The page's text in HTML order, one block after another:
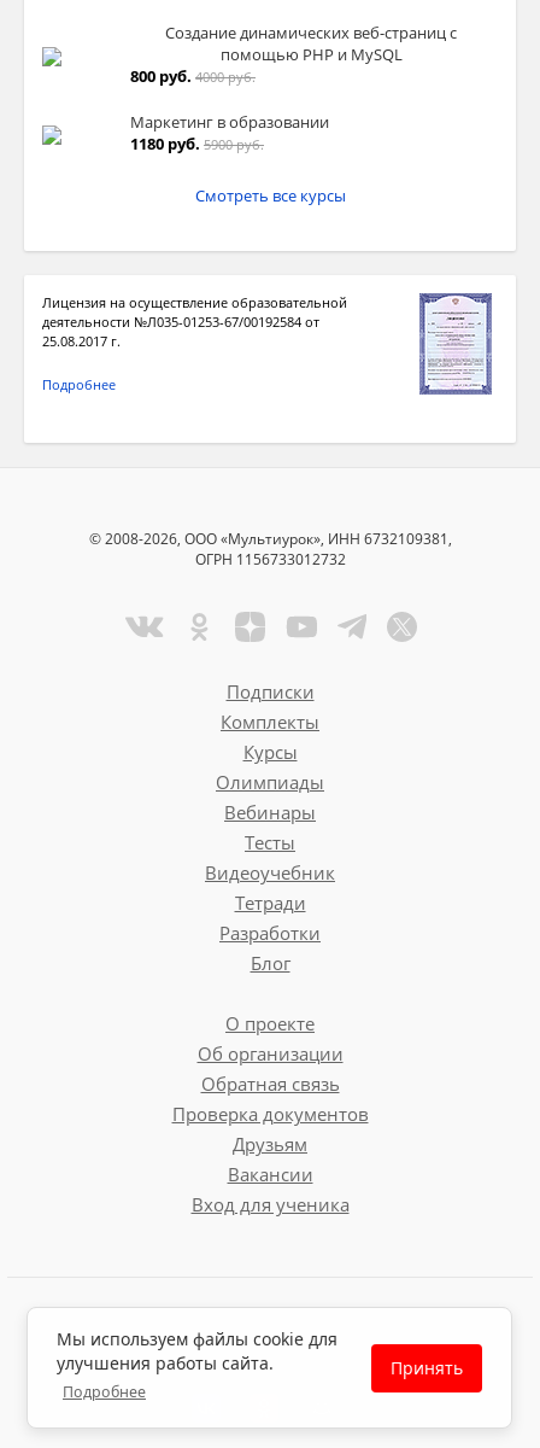
Создание динамических веб-страниц с
помощью PHP и MySQL
800 руб. 4000 руб.
Маркетинг в образовании
1180 руб. 5900 руб.
Смотреть все курсы
Лицензия на осуществление образовательной
деятельности №Л035-01253-67/00192584 от
25.08.2017 г.
Подробнее
© 2008-2026, ООО «Мультиурок», ИНН 6732109381,
ОГРН 1156733012732
Подписки
Комплекты
Курсы
Олимпиады
Вебинары
Тесты
Видеоучебник
Тетради
Разработки
Блог
О проекте
Об организации
Обратная связь
Проверка документов
Друзьям
Вакансии
Вход для ученика
Политика обработки персональных данных
Политика использования файлов cookie
Мы используем файлы cookie для
улучшения работы сайта.
Подробнее
Принять